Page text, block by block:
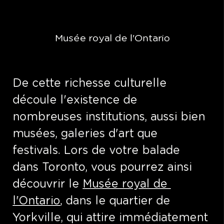
Musée royal de l'Ontario
De cette richesse culturelle
découle l'existence de
nombreuses institutions, aussi bien
musées, galeries d'art que
festivals. Lors de votre balade
dans Toronto, vous pourrez ainsi
découvrir le Musée royal de
l'Ontario, dans le quartier de
Yorkville, qui attire immédiatement